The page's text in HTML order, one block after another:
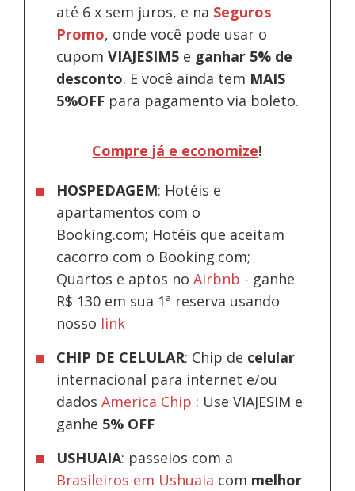
até 6 x sem juros, e na Seguros
Promo, onde você pode usar o
cupomVIAJESIM5 e ganhar 5% de
desconto. E você ainda tem MAIS
5%OFF para pagamento via boleto.
Compre já e economize!
HOSPEDAGEM: Hotéis e
apartamentos com o
Booking.com; Hotéis que aceitam
cacorro com o Booking.com;
Quartos e aptos noAirbnb - ganhe
R$ 130 em sua 1ª reserva usando
nosso link
CHIP DE CELULAR: Chip de celular
internacional para internet e/ou
dadosAmerica Chip : Use VIAJESIM e
ganhe 5% OFF
USHUAIA: passeios com a
Brasileiros em Ushuaia com melhor